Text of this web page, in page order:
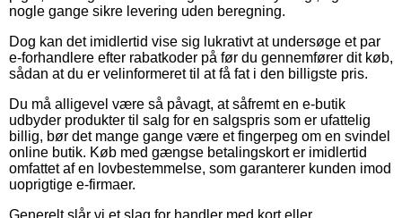
nogle gange sikre levering uden beregning.
Dog kan det imidlertid vise sig lukrativt at undersøge et par
e-forhandlere efter rabatkoder på før du gennemfører dit køb,
sådan at du er velinformeret til at få fat i den billigste pris.
Du må alligevel være så påvagt, at såfremt en e-butik
udbyder produkter til salg for en salgspris som er ufattelig
billig, bør det mange gange være et fingerpeg om en svindel
online butik. Køb med gængse betalingskort er imidlertid
omfattet af en lovbestemmelse, som garanterer kunden imod
uoprigtige e-firmaer.